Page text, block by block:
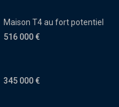
Maison T4 au fort potentiel
516 000 €
345 000 €